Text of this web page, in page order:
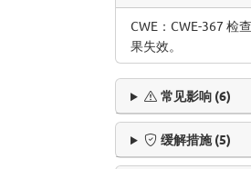
CWE：CWE-367 检
果失效。
常见影响 (6)
缓解措施 (5)